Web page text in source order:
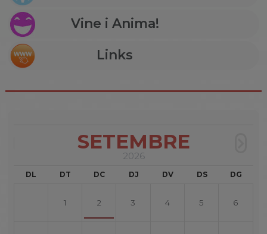
Vine i Anima!
Links
SETEMBRE
2026
DL DT DC DJ DV DS DG
1 2 3 4 5 6